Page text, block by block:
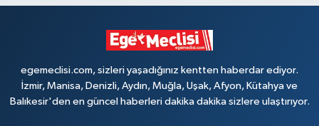
egemeclisi.com, sizleri yaşadığınız kentten haberdar ediyor.
İzmir, Manisa, Denizli, Aydın, Muğla, Uşak, Afyon, Kütahya ve
Balıkesir'den en güncel haberleri dakika dakika sizlere ulaştırıyor.